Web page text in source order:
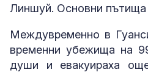
Линшуй. Основни пътища
Междувременно в
временни убежища на
души и евакуираха